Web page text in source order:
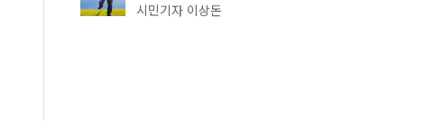
시민기자 이상돈